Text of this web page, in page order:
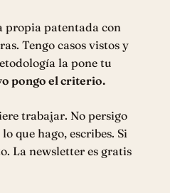
propia patentada con
Tengo casos vistos y
la pone tu
pongo el criterio.
trabajar. No persigo
que hago, escribes. Si
La newsletter es gratis